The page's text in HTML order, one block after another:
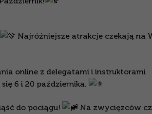
Najróżniejsze atrakcje czekają na
online z delegatami i instruktorami
6 i 20 października.
do pociągu!
Na zwycięzców